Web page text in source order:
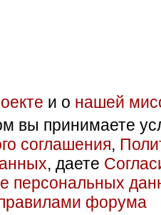
и о нашей
вы принимаете
соглашения,
, даете
персональных
форума